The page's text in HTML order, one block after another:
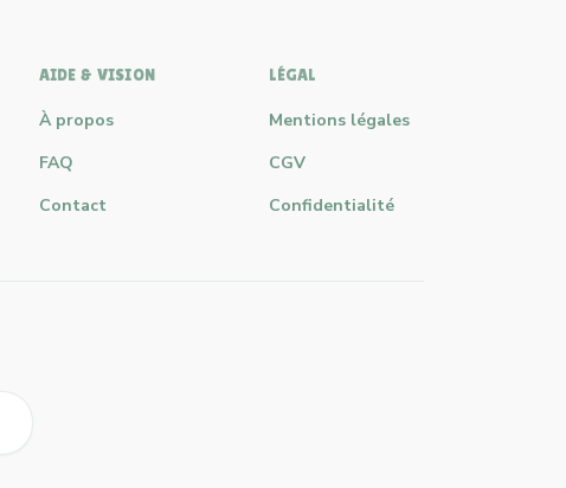
AIDE & VISION
À propos
FAQ
Contact
LÉGAL
Mentions légales
CGV
Confidentialité